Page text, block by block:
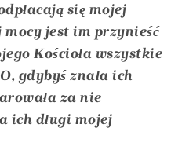
się mojej
jest im przynieść
Kościoła wszystkie
gdybyś znała ich
za nie
ich długi mojej